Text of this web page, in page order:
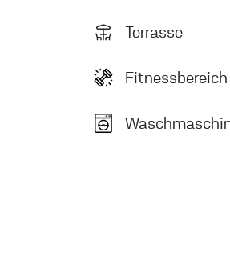
Terrasse
Fitnessbereich